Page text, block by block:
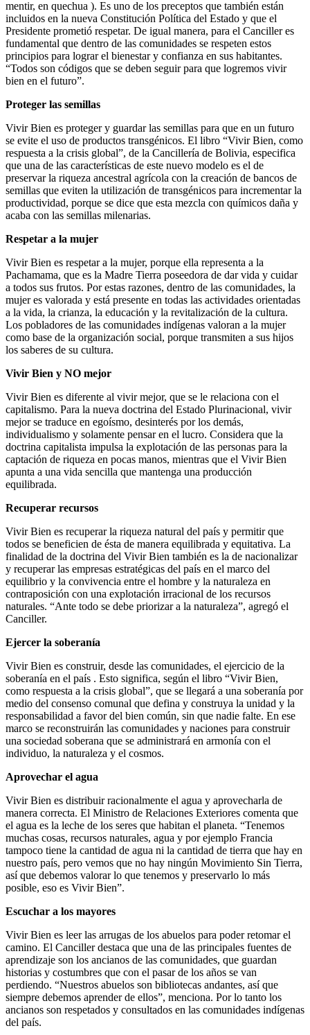
mentir, en quechua ). Es uno de los preceptos que también están
incluidos en la nueva Constitución Política del Estado y que el
Presidente prometió respetar. De igual manera, para el Canciller es
fundamental que dentro de las comunidades se respeten estos
principios para lograr el bienestar y confianza en sus habitantes.
“Todos son códigos que se deben seguir para que logremos vivir
bien en el futuro”.
Proteger las semillas
Vivir Bien es proteger y guardar las semillas para que en un futuro
se evite el uso de productos transgénicos. El libro “Vivir Bien, como
respuesta a la crisis global”, de la Cancillería de Bolivia, especifica
que una de las características de este nuevo modelo es el de
preservar la riqueza ancestral agrícola con la creación de bancos de
semillas que eviten la utilización de transgénicos para incrementar la
productividad, porque se dice que esta mezcla con químicos daña y
acaba con las semillas milenarias.
Respetar a la mujer
Vivir Bien es respetar a la mujer, porque ella representa a la
Pachamama, que es la Madre Tierra poseedora de dar vida y cuidar
a todos sus frutos. Por estas razones, dentro de las comunidades, la
mujer es valorada y está presente en todas las actividades orientadas
a la vida, la crianza, la educación y la revitalización de la cultura.
Los pobladores de las comunidades indígenas valoran a la mujer
como base de la organización social, porque transmiten a sus hijos
los saberes de su cultura.
Vivir Bien y NO mejor
Vivir Bien es diferente al vivir mejor, que se le relaciona con el
capitalismo. Para la nueva doctrina del Estado Plurinacional, vivir
mejor se traduce en egoísmo, desinterés por los demás,
individualismo y solamente pensar en el lucro. Considera que la
doctrina capitalista impulsa la explotación de las personas para la
captación de riqueza en pocas manos, mientras que el Vivir Bien
apunta a una vida sencilla que mantenga una producción
equilibrada.
Recuperar recursos
Vivir Bien es recuperar la riqueza natural del país y permitir que
todos se beneficien de ésta de manera equilibrada y equitativa. La
finalidad de la doctrina del Vivir Bien también es la de nacionalizar
y recuperar las empresas estratégicas del país en el marco del
equilibrio y la convivencia entre el hombre y la naturaleza en
contraposición con una explotación irracional de los recursos
naturales. “Ante todo se debe priorizar a la naturaleza”, agregó el
Canciller.
Ejercer la soberanía
Vivir Bien es construir, desde las comunidades, el ejercicio de la
soberanía en el país . Esto significa, según el libro “Vivir Bien,
como respuesta a la crisis global”, que se llegará a una soberanía por
medio del consenso comunal que defina y construya la unidad y la
responsabilidad a favor del bien común, sin que nadie falte. En ese
marco se reconstruirán las comunidades y naciones para construir
una sociedad soberana que se administrará en armonía con el
individuo, la naturaleza y el cosmos.
Aprovechar el agua
Vivir Bien es distribuir racionalmente el agua y aprovecharla de
manera correcta. El Ministro de Relaciones Exteriores comenta que
el agua es la leche de los seres que habitan el planeta. “Tenemos
muchas cosas, recursos naturales, agua y por ejemplo Francia
tampoco tiene la cantidad de agua ni la cantidad de tierra que hay en
nuestro país, pero vemos que no hay ningún Movimiento Sin Tierra,
así que debemos valorar lo que tenemos y preservarlo lo más
posible, eso es Vivir Bien”.
Escuchar a los mayores
Vivir Bien es leer las arrugas de los abuelos para poder retomar el
camino. El Canciller destaca que una de las principales fuentes de
aprendizaje son los ancianos de las comunidades, que guardan
historias y costumbres que con el pasar de los años se van
perdiendo. “Nuestros abuelos son bibliotecas andantes, así que
siempre debemos aprender de ellos”, menciona. Por lo tanto los
ancianos son respetados y consultados en las comunidades indígenas
del país.